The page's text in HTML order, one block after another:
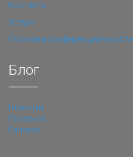
Контакты
Услуги
Политика конфиденциальности
Блог
Новости
Полезное
Галерея